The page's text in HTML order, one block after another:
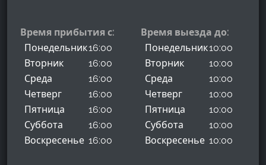
Время прибытия с:
Понедельник16:00
Вторник
16:00
Среда
16:00
Четверг
16:00
Пятница
16:00
Суббота
16:00
Воскресенье 16:00
Время выезда до:
Понедельник10:00
Вторник
10:00
Среда
10:00
Четверг
10:00
Пятница
10:00
Суббота
10:00
Воскресенье 10:00